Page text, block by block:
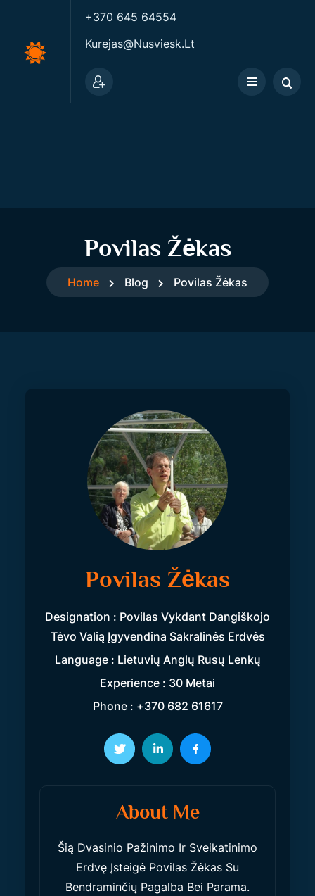
+370 645 64554
Kurejas@nusviesk.lt
Povilas Žėkas
Home Blog Povilas Žėkas
Povilas Žėkas
Designation : Povilas Vykdant Dangiškojo
Tėvo Valią Įgyvendina Sakralinės Erdvės
Language : Lietuvių Anglų Rusų Lenkų
Experience : 30 Metai
Phone : +370 682 61617
About Me
Šią Dvasinio Pažinimo Ir Sveikatinimo
Erdvę Įsteigė Povilas Žėkas Su
Bendraminčių Pagalba Bei Parama.